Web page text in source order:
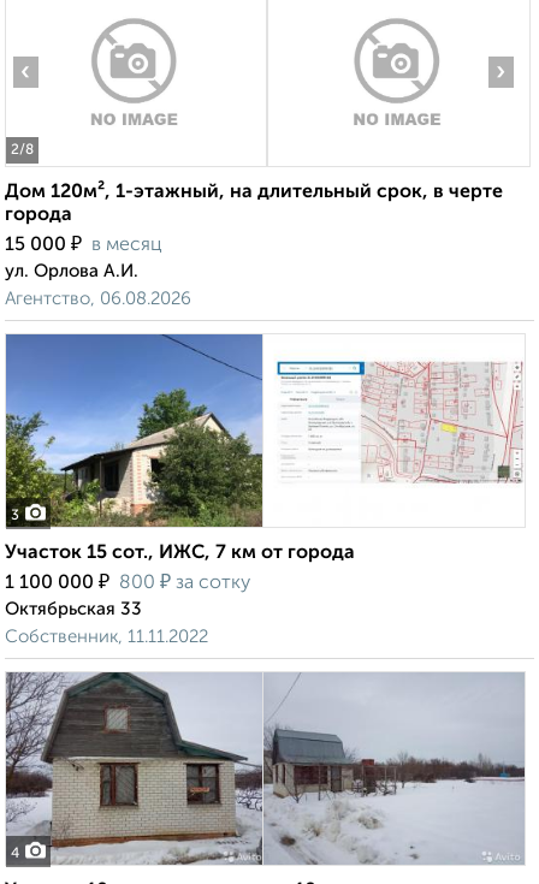
2/8
‹ ›
Дом 120м², 1-этажный, на длительный срок, в черте
города
15 000 ₽ в месяц
ул. Орлова А.И.
Агентство, 06.08.2026
3
Участок 15 сот., ИЖС, 7 км от города
1 100 000 ₽ 800 ₽ за сотку
Октябрьская 33
Собственник, 11.11.2022
4